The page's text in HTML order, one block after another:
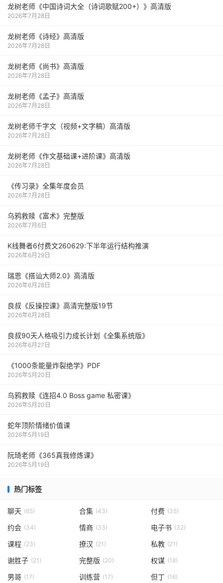
龙树老师《中国诗词大全（诗词歌赋200+）》高清版
2026年7月28日
龙树老师《诗经》高清版
2026年7月28日
龙树老师《尚书》高清版
2026年7月28日
龙树老师《孟子》高清版
2026年7月28日
龙树老师千字文（视频+文字稿）高清版
2026年7月28日
龙树老师《作文基础课+进阶课》高清版
2026年7月28日
《传习录》全集年度会员
2026年7月28日
乌鸦救赎《富术》完整版
2026年7月6日
K线舞者6付费文260629:下半年运行结构推演
2026年6月29日
瑞恩《搭讪大师2.0》高清版
2026年6月28日
良叔《反操控课》高清完整版19节
2026年6月28日
良叔90天人格吸引力成长计划《全集系统版》
2026年6月27日
《1000‮能条‬‎量‮裂炸‬‎绝学》PDF
2026年5月20日
乌鸦救赎《连招4.0 Boss game 私密课》
2026年5月20日
蛇年顶阶情绪价值课
2026年5月19日
阮琦老师《365真我修炼课》
2026年5月19日
热门标签
聊天 (65) 合集 (43) 付费 (35)
约会 (34) 情商 (33) 电子书 (32)
课程 (23) 撩汉 (21) 私教 (21)
谢胜子 (21) 完整版 (20) 权谋 (18)
男哥 (17) 训练营 (17) 但丁 (16)